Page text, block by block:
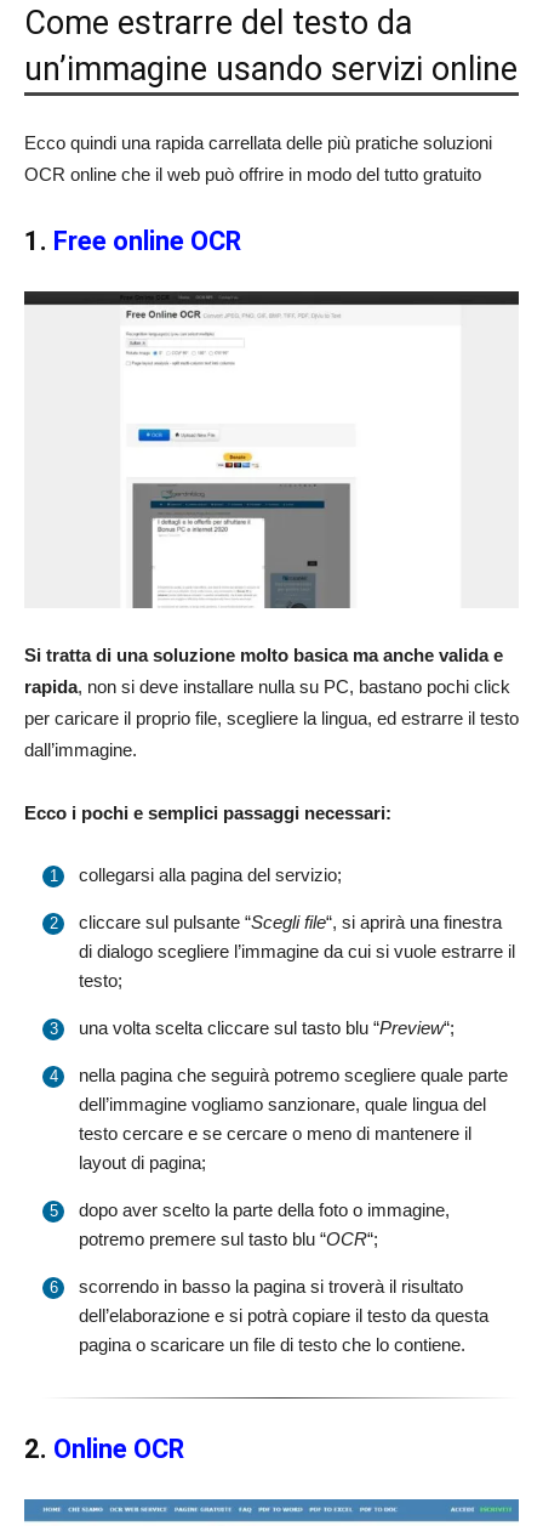
Come estrarre del testo da
un’immagine usando servizi online
Ecco quindi una rapida carrellata delle più pratiche soluzioni
OCR online che il web può offrire in modo del tutto gratuito
1. Free online OCR
Si tratta di una soluzione molto basica ma anche valida e
rapida, non si deve installare nulla su PC, bastano pochi click
per caricare il proprio file, scegliere la lingua, ed estrarre il testo
dall’immagine.
Ecco i pochi e semplici passaggi necessari:
collegarsi alla pagina del servizio;
cliccare sul pulsante “Scegli file“, si aprirà una finestra
di dialogo scegliere l’immagine da cui si vuole estrarre il
testo;
una volta scelta cliccare sul tasto blu “Preview“;
nella pagina che seguirà potremo scegliere quale parte
dell’immagine vogliamo sanzionare, quale lingua del
testo cercare e se cercare o meno di mantenere il
layout di pagina;
dopo aver scelto la parte della foto o immagine,
potremo premere sul tasto blu “OCR“;
scorrendo in basso la pagina si troverà il risultato
dell’elaborazione e si potrà copiare il testo da questa
pagina o scaricare un file di testo che lo contiene.
2. Online OCR